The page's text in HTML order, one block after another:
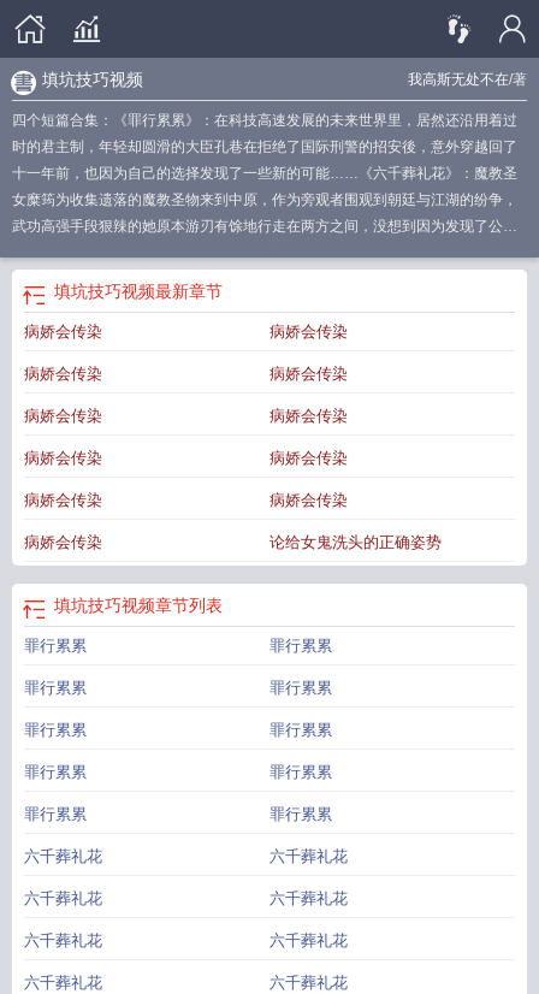
我高斯无处不在/著
填坑技巧视频
四个短篇合集：《罪行累累》：在科技高速发展的未来世界里，居然还沿用着过
时的君主制，年轻却圆滑的大臣孔巷在拒绝了国际刑警的招安後，意外穿越回了
十一年前，也因为自己的选择发现了一些新的可能……《六千葬礼花》：魔教圣
女糜筠为收集遗落的魔教圣物来到中原，作为旁观者围观到朝廷与江湖的纷争，
武功高强手段狠辣的她原本游刃有馀地行走在两方之间，没想到因为发现了公主
的正确姿势》：养生青年南夜合是个脑回路有些奇怪的姑娘，奇怪到撞到鬼披头
散发向她爬来，第一反应不是跑而是掀开对方的头帘看看真容，不曾想这一掀引
发了一连串奇怪的後续。《病娇会传染》：如何战胜一个病娇？答案是成为比他
那就是她那个别人眼中同样完美的哥哥，其实是个不折不扣的神经病，两人既没
有亲缘更没有情缘，旁人却将他们视作模范兄妹，某天醒来，颜葵发现这竟然是
识到，他也陷入了这个轮回，并且可能与她的死相关……按挖坑顺序进行填坑。
内容标签：科幻重生悬疑推理单元文其它：未来，江湖，单元故事
的规则填坑教学视频 填坑怎么玩?填坑能力是什么意思
坑怎么算填坑平台填坑能力怎么锻炼填坑项目填坑技巧视频填坑啥意思填
坑技术有用吗填坑是啥填坑技术
算填坑怎么填填坑的能力
填坑技巧视频最新章节
病娇会传染 病娇会传染
病娇会传染 病娇会传染
病娇会传染 病娇会传染
病娇会传染 病娇会传染
病娇会传染 病娇会传染
病娇会传染 论给女鬼洗头的正确姿势
填坑技巧视频章节列表
罪行累累 罪行累累
罪行累累 罪行累累
罪行累累 罪行累累
罪行累累 罪行累累
罪行累累 罪行累累
六千葬礼花 六千葬礼花
六千葬礼花 六千葬礼花
六千葬礼花 六千葬礼花
六千葬礼花 六千葬礼花